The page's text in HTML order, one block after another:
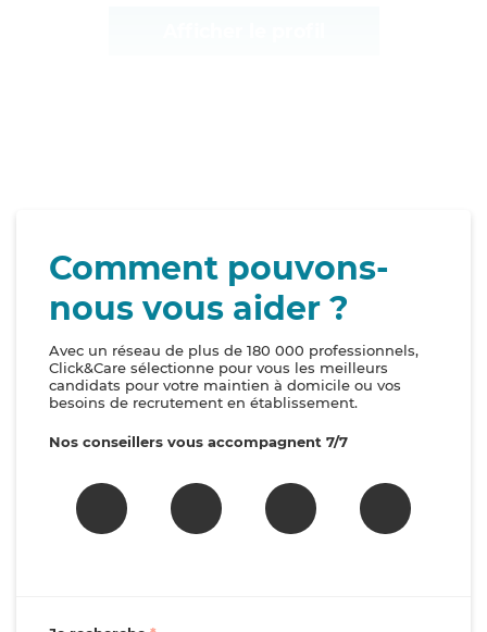
Comment pouvons-
nous vous aider ?
Avec un réseau de plus de 180 000 professionnels,
Click&Care sélectionne pour vous les meilleurs
candidats pour votre maintien à domicile ou vos
besoins de recrutement en établissement.
Nos conseillers vous accompagnent 7/7